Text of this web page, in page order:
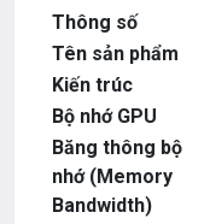
Thông số
Tên sản phẩm
Kiến trúc
Bộ nhớ GPU
Băng thông bộ
nhớ (Memory
Bandwidth)